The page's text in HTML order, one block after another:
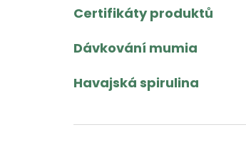
Certifikáty produktů
Dávkování mumia
Havajská spirulina